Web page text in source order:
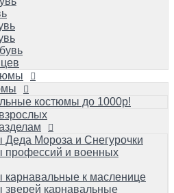
и военных игровые
к масленице
карнавальные
популярных мультиков
супергерои
персонажей для
и народные костюмы
и короля
малышей до 1 года
фруктов: Во саду ли, в
и пираток
и аксессуары
на Хэллоуин
костюмы до 1000р!
Деда Мороза и Снегурочки
профессий и военных
карнавальные к масленице
зверей карнавальные